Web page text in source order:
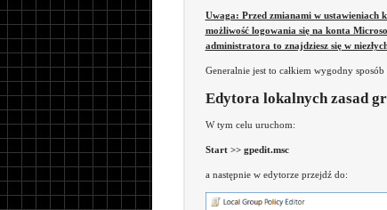
Uwaga: Przed zmianami w ustawieniach
możliwość logowania się na konta
administratora to znajdziesz się w
Generalnie jest to całkiem wygodny
Edytora lokalnych zasad
W tym celu uruchom:
Start >> gpedit.msc
a następnie w edytorze przejdź do: